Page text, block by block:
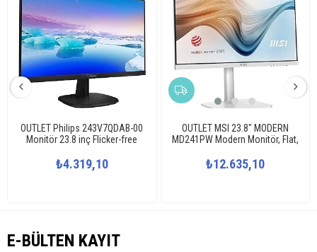
OUTLET Philips 243V7QDAB-00
Monitör 23.8 inç Flicker-free
₺4.319,10
OUTLET MSI 23.8" MODERN
MD241PW Modern Monitör, Flat,
Glare Beyaz
₺12.635,10
E-BÜLTEN KAYIT